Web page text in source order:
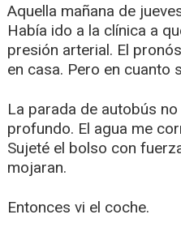
Aquella mañana de
Había ido a la clínica a
presión arterial. El
en casa. Pero en cuanto
La parada de autobús
profundo. El agua me
Sujeté el bolso con
mojaran.
Entonces vi el coche.